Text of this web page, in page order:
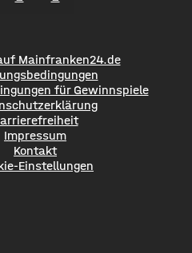
Mainfranken24.de
für Gewinnspiele
Impressum
Kontakt
Einstellungen